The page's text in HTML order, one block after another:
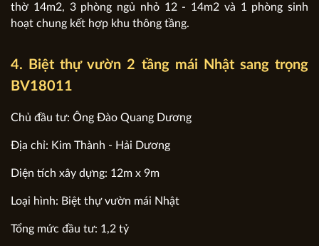
thờ 14m2, 3 phòng ngủ nhỏ 12 - 14m2 và 1 phòng sinh
hoạt chung kết hợp khu thông tầng.
4. Biệt thự vườn 2 tầng mái Nhật sang trọng
BV18011
Chủ đầu tư: Ông Đào Quang Dương
Địa chỉ: Kim Thành - Hải Dương
Diện tích xây dựng: 12m x 9m
Loại hình: Biệt thự vườn mái Nhật
Tổng mức đầu tư: 1,2 tỷ